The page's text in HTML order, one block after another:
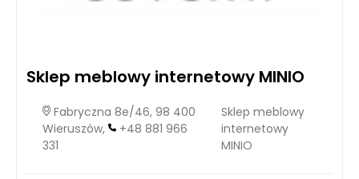
Sklep meblowy internetowy MINIO
Fabryczna 8e/46, 98 400
Wieruszów,
+48 881 966
331
Sklep meblowy
internetowy
MINIO